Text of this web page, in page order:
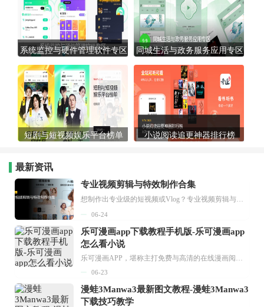
系统监控与硬件管理软件专区 同城生活与政务服务应用专区
短剧与短视频娱乐平台榜单 小说阅读追更神器排行榜
最新资讯
专业视频剪辑与特效制作合集
想制作出专业级的短视频或Vlog？专业视频剪辑与特效制作大全专题为你提供了从剪辑、抠像到特效包装的全套解决方案。无论是添加炫酷的片头、进行精准的视频抠图，还是制...
06-24
乐可漫画app下载教程手机版-乐可漫画app
怎么看小说
乐可漫画APP，堪称主打免费与高清的在线漫画阅读神器。其官方版提供海量完整版漫画资源，无论是国内漫画，还是日漫、韩漫、台漫、美漫等国外漫画，应有尽有，随时供你阅读。只需轻点一下，便能直接进入阅读界面。不仅如此，乐可漫画最新版本更新速度极快，在这里，你总能抢先看到全网一手漫画章节内容！...
06-23
漫蛙3Manwa3最新图文教程-漫蛙3Manwa3
下载技巧教学